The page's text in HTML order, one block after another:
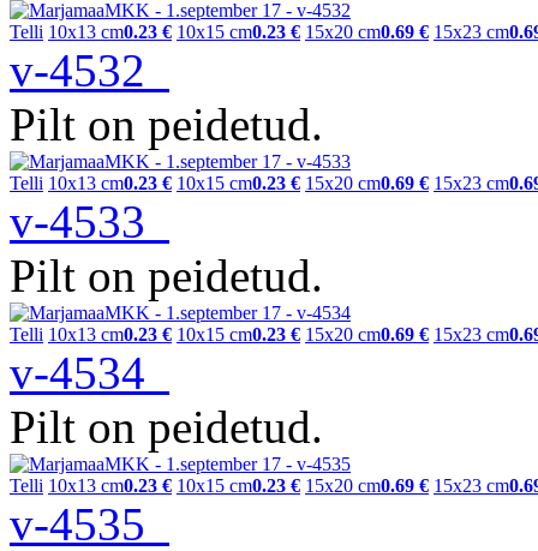
Telli 10x13 cm0.23 € 10x15 cm0.23 € 15x20 cm0.69 € 15x23 cm
v-4532
Pilt on peidetud.
Telli 10x13 cm0.23 € 10x15 cm0.23 € 15x20 cm0.69 € 15x23 cm
v-4533
Pilt on peidetud.
Telli 10x13 cm0.23 € 10x15 cm0.23 € 15x20 cm0.69 € 15x23 cm
v-4534
Pilt on peidetud.
Telli 10x13 cm0.23 € 10x15 cm0.23 € 15x20 cm0.69 € 15x23 cm
v-4535